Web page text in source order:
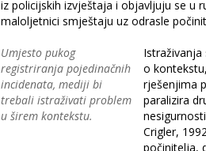
iz policijskih izvještaja i objavljuju se u
maloljetnici smještaju uz odrasle
Umjesto pukog
registriranja pojedinačnih
incidenata, mediji bi
trebali istraživati problem
u širem kontekstu.
o
rješenjima
paralizira
Crigler,
počinitelja,